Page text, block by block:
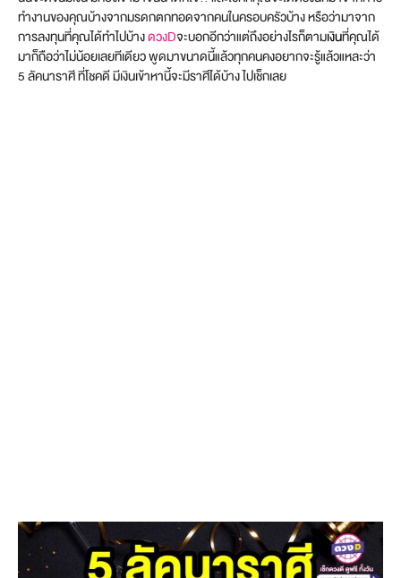
ทำงานของคุณบ้างจากมรดกตกทอดจากคนในครอบครัวบ้าง หรือว่ามาจาก
การลงทุนที่คุณได้ทำไปบ้างดวงDจะบอกอีกว่าแต่ถึงอย่างไรก็ตามเงินที่คุณได้
มาก็ถือว่าไม่น้อยเลยทีเดียว พูดมาขนาดนี้แล้วทุกคนคงอยากจะรู้แล้วแหละว่า
5 ลัคนาราศี ที่โชคดี มีเงินเข้าหานี้จะมีราศีได้บ้าง ไปเช็กเลย